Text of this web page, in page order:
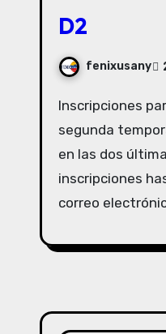
D2
fenixusany
Inscripciones para D2 tu Festival La
segunda
en las dos
inscripciones
correo